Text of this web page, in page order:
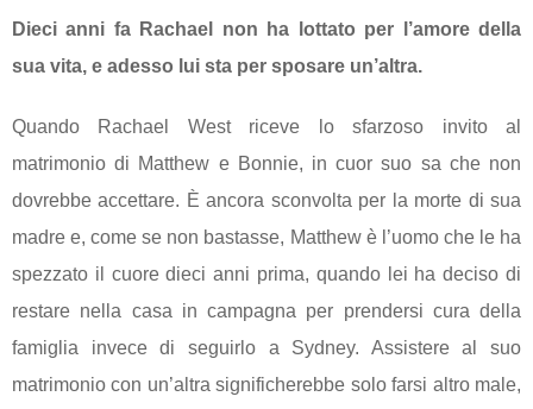
Dieci anni fa Rachael non ha lottato per l’amore della
sua vita, e adesso lui sta per sposare un’altra.
Quando Rachael West riceve lo sfarzoso invito al
matrimonio di Matthew e Bonnie, in cuor suo sa che non
dovrebbe accettare. È ancora sconvolta per la morte di sua
madre e, come se non bastasse, Matthew è l’uomo che le ha
spezzato il cuore dieci anni prima, quando lei ha deciso di
restare nella casa in campagna per prendersi cura della
famiglia invece di seguirlo a Sydney. Assistere al suo
matrimonio con un’altra significherebbe solo farsi altro male,